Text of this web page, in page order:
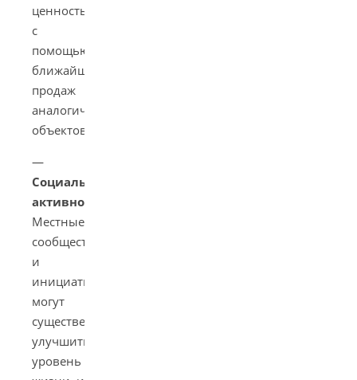
ценность
с
помощью
ближайших
продаж
аналогичных
объектов.
—
Социальная
активность
Местные
сообщества
и
инициативы
могут
существенно
улучшить
уровень